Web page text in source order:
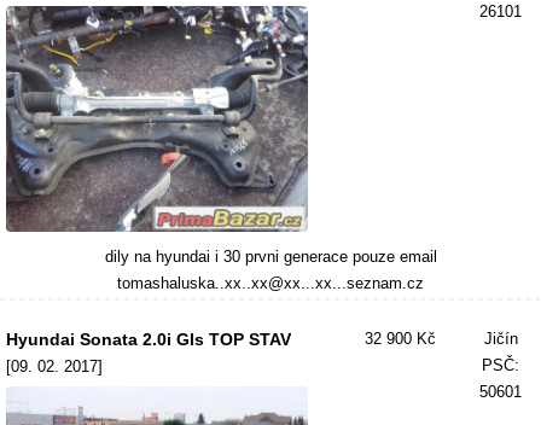
26101
dily na hyundai i 30 prvni generace pouze email
tomashaluska..xx..xx@xx...xx...seznam.cz
Hyundai Sonata 2.0i Gls TOP STAV
[09. 02. 2017]
32 900 Kč
Jičín
PSČ:
50601